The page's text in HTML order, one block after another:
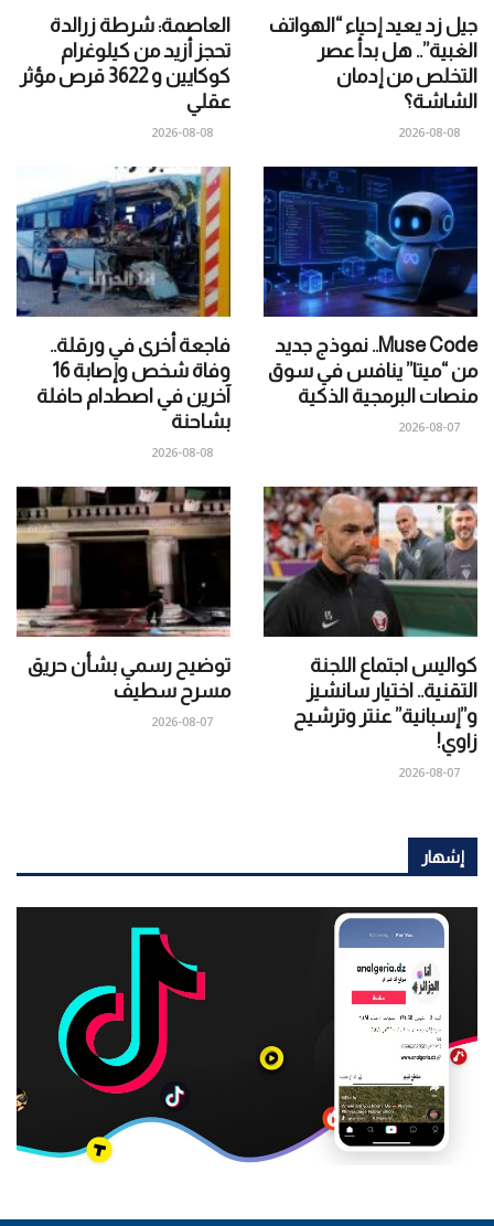
العاصمة: شرطة زرالدة
تحجز أزيد من كيلوغرام
كوكايين و 3622 قرص مؤثر
عقلي
2026-08-08
جيل زد يعيد إحياء “الهواتف
الغبية”.. هل بدأ عصر
التخلص من إدمان
الشاشة؟
2026-08-08
فاجعة أخرى في ورقلة..
وفاة شخص وإصابة 16
آخرين في اصطدام حافلة
بشاحنة
2026-08-08
Muse Code.. نموذج جديد
من “ميتا” ينافس في سوق
منصات البرمجية الذكية
2026-08-07
توضيح رسمي بشأن حريق
مسرح سطيف
2026-08-07
كواليس اجتماع اللجنة
التقنية.. اختيار سانشيز
و”إسبانية” عنتر وترشيح
زاوي!
2026-08-07
إشهار